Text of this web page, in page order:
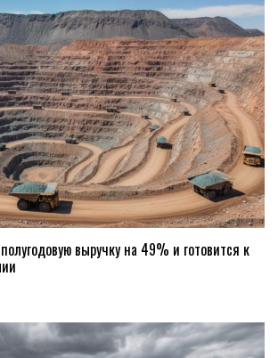
выручку на 49% и готовится к